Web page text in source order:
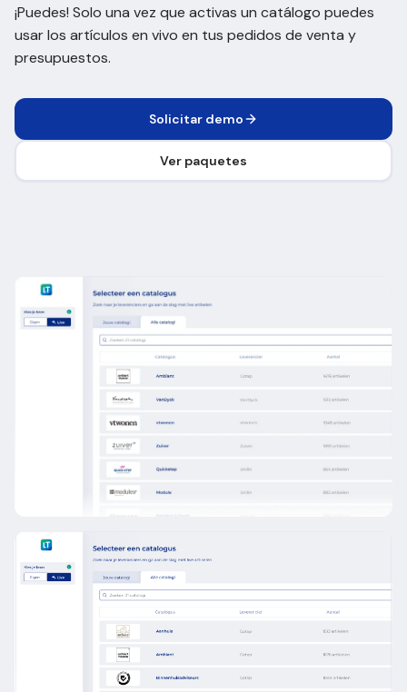
¡Puedes! Solo una vez que activas un catálogo puedes
usar los artículos en vivo en tus pedidos de venta y
presupuestos.
Solicitar demo
Ver paquetes